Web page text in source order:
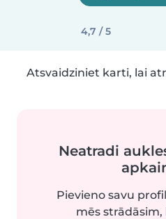
4,7 / 5
Atsvaidziniet karti, lai
Neatradi
Pievieno savu
mēs strādāsim,